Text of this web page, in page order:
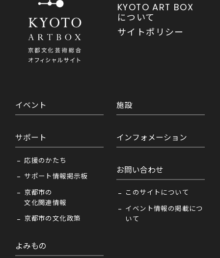
KYOTO ART BOX
について
サイトポリシー
イベント
サポート
応援のかたち
サポート情報掲示板
京都市の
文化関連情報
京都市の文化政策
よみもの
施設
インフォメーション
お問い合わせ
このサイトについて
イベント情報の掲載につ
いて